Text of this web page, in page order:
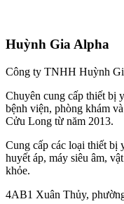
Huỳnh Gia Alpha
Công ty TNHH Huỳnh
Chuyên cung cấp thiết bị
bệnh viện, phòng khám
Cửu Long từ năm 2013.
Cung cấp các loại thiết bị
huyết áp, máy siêu âm,
khỏe.
4AB1 Xuân Thủy,